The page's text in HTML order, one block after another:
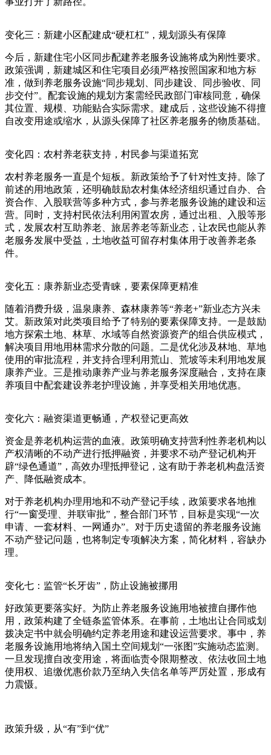
变化三：新建小区配建成“硬杠杠”，规划源头有保障
今后，新建住宅小区同步配建养老服务设施将成为刚性要求。
政策强调，新建城区和住宅项目必须严格按照国家和地方标
准，做到养老服务设施“同步规划、同步建设、同步验收、同
步交付”。配套设施的规划方案需经民政部门审核同意，确保
其位置、规模、功能贴合实际需求。建成后，这些设施不得擅
自改变用途或缩水，从源头保障了社区养老服务的物质基础。
变化四：农村养老获支持，村民参与渠道拓宽
农村养老服务一直是个短板。新政策给予了针对性支持。除了
前述的用地政策，还明确鼓励农村集体经济组织通过自办、合
资合作、入股联营等多种方式，参与养老服务设施的建设和运
营。同时，支持村民依法利用闲置农房，通过出租、入股等形
式，发展农村互助养老、旅居养老等新业态，让农民也能从养
老服务发展中受益，土地收益可留存村集体用于改善养老条
件。
变化五：康养新业态受青睐，要素保障更精准
随着消费升级，温泉康养、森林康养等“养老+”新业态方兴未
艾。新政策对此类项目给予了特别的要素保障支持。一是鼓励
地方探索土地、林草、水域等自然资源资产的组合供应模式，
解决项目用地用林需求分散的问题。二是优化涉及林地、草地
使用的审批流程，并支持合理利用荒山、荒坡等未利用地发展
康养产业。三是推动康养产业与养老服务深度融合，支持在康
养项目中配套建设养老护理设施，并享受相关用地优惠。
变化六：融资渠道更畅通，产权登记更高效
资金是养老机构运营的血液。政策明确支持营利性养老机构以
产权清晰的不动产进行抵押融资，并要求不动产登记机构开
辟“绿色通道”，高效办理抵押登记，这有助于养老机构盘活资
产、降低融资成本。
对于养老机构办理用地和不动产登记手续，政策要求各地推
行“一窗受理、并联审批”，整合部门环节，目标是实现“一次
申请、一套材料、一网通办”。对于历史遗留的养老服务设施
不动产登记问题，也将制定专项解决方案，简化材料，容缺办
理。
变化七：监管“长牙齿”，防止设施被挪用
好政策更要落实好。为防止养老服务设施用地被擅自挪作他
用，政策构建了全链条监管体系。在事前，土地出让合同或划
拨决定书中就会明确约定养老用途和建设运营要求。事中，养
老服务设施用地将纳入国土空间规划“一张图”实施动态监测。
一旦发现擅自改变用途，将面临责令限期整改、依法收回土地
使用权、追缴优惠价款乃至纳入失信名单等严厉处置，形成有
力震慑。
政策升级，从“有”到“优”